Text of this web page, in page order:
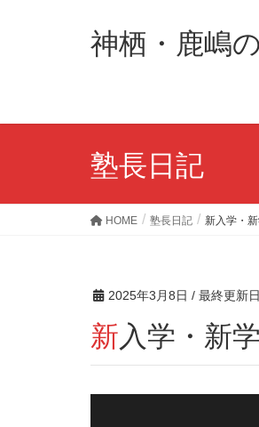
神栖・鹿嶋
塾長日記
HOME 塾長日記 新入学・
2025年3月8日 / 最終更新
新入学・